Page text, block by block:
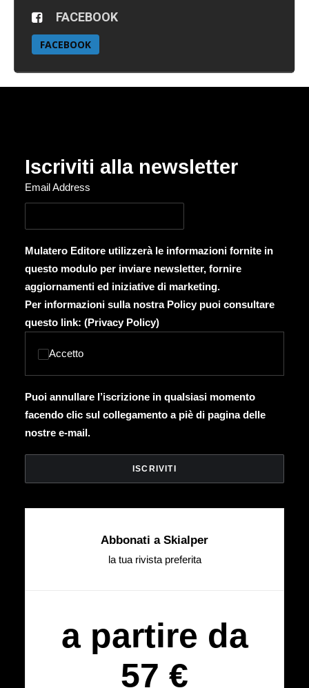
FACEBOOK
FACEBOOK
Iscriviti alla newsletter
Email Address
Mulatero Editore utilizzerà le informazioni fornite in
questo modulo per inviare newsletter, fornire
aggiornamenti ed iniziative di marketing.
Per informazioni sulla nostra Policy puoi consultare
questo link: (Privacy Policy)
Accetto
Puoi annullare l’iscrizione in qualsiasi momento
facendo clic sul collegamento a piè di pagina delle
nostre e-mail.
Abbonati a Skialper
la tua rivista preferita
a partire da
57 €